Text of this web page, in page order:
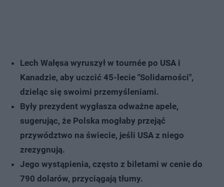
Lech Wałęsa wyruszył w tournée po USA i
Kanadzie, aby uczcić 45-lecie "Solidarności",
dzieląc się swoimi przemyśleniami.
Były prezydent wygłasza odważne apele,
sugerując, że Polska mogłaby przejąć
przywództwo na świecie, jeśli USA z niego
zrezygnują.
Jego wystąpienia, często z biletami w cenie do
790 dolarów, przyciągają tłumy.